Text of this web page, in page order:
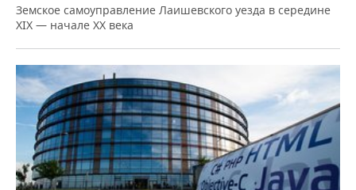
Земское самоуправление Лаишевского уезда в середине
XIX — начале XX века